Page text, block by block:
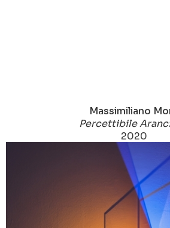
Massimiliano
Percettibile
2020